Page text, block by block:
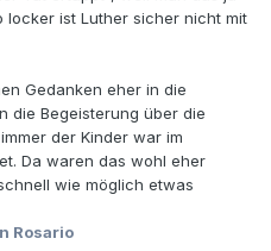
ist Luther sicher nicht mit
Gedanken eher in die
die Begeisterung über die
der Kinder war im
Da waren das wohl eher
wie möglich etwas
Rosario